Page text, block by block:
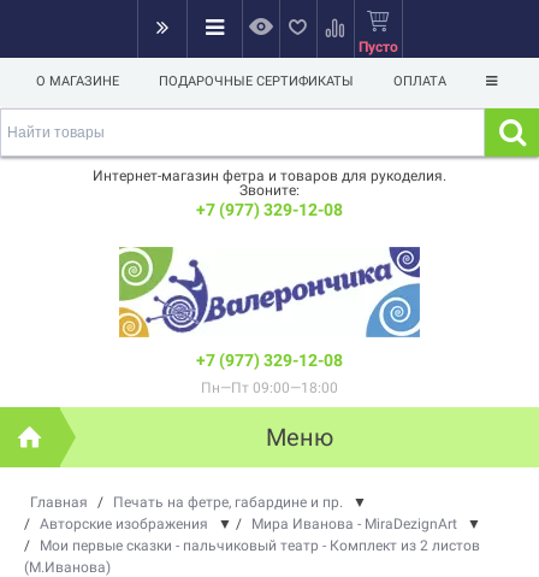
Пусто
О МАГАЗИНЕ ПОДАРОЧНЫЕ СЕРТИФИКАТЫ ОПЛАТА
Интернет-магазин фетра и товаров для рукоделия.
Звоните:
+7 (977) 329-12-08
+7 (977) 329-12-08
Пн—Пт 09:00—18:00
Меню
Главная / Печать на фетре, габардине и пр.
▼
/ Авторские изображения ▼ / Мира Иванова - MiraDezignArt
▼
/
Мои первые сказки - пальчиковый театр - Комплект из 2 листов
(М.Иванова)